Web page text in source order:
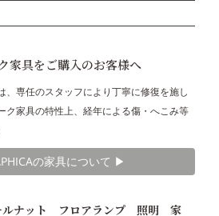
家具をご購入のお客様へ
、専任のスタッフにより丁寧に修復を施し
ク家具の特性上、経年による傷・へこみ等
の家具について ▶︎
ルナット フロアランプ 照明 家